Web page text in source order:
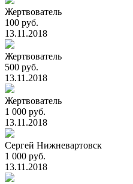
Жертвователь
100 руб.
13.11.2018
Жертвователь
500 руб.
13.11.2018
Жертвователь
1 000 руб.
13.11.2018
Сергей Нижневартовск
1 000 руб.
13.11.2018